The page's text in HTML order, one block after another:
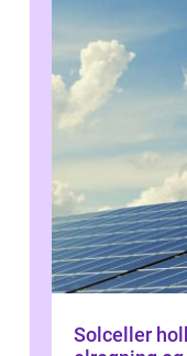
Solceller holbæk en